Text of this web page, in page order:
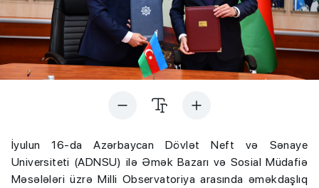
İyulun 16-da Azərbaycan Dövlət Neft və Sənaye
Universiteti (ADNSU) ilə Əmək Bazarı və Sosial Müdafiə
Məsələləri üzrə Milli Observatoriya arasında əməkdaşlıq